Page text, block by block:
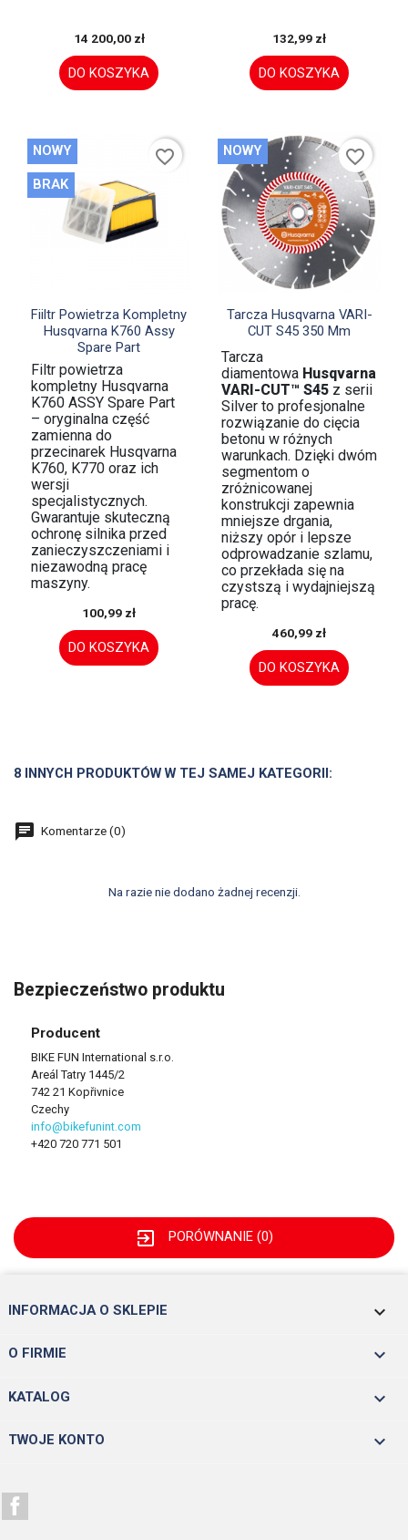
14 200,00 zł
DO KOSZYKA
132,99 zł
DO KOSZYKA
Szybki podgląd
Fiiltr Powietrza Kompletny
Husqvarna K760 Assy
Spare Part
Filtr powietrza
kompletny Husqvarna
K760 ASSY Spare Part
– oryginalna część
zamienna do
przecinarek Husqvarna
K760, K770 oraz ich
wersji
specjalistycznych.
Gwarantuje skuteczną
ochronę silnika przed
zanieczyszczeniami i
niezawodną pracę
maszyny.
100,99 zł
DO KOSZYKA
NOWY
BRAK
favorite_border
Szybki podgląd
Tarcza Husqvarna VARI-
CUT S45 350 Mm
Tarcza
diamentowa Husqvarna
VARI-CUT™ S45z serii
Silver to profesjonalne
rozwiązanie do cięcia
betonu w różnych
warunkach. Dzięki dwóm
segmentom o
zróżnicowanej
konstrukcji zapewnia
mniejsze drgania,
niższy opór i lepsze
odprowadzanie szlamu,
co przekłada się na
czystszą i wydajniejszą
pracę.
460,99 zł
DO KOSZYKA
NOWY favorite_border
8 INNYCH PRODUKTÓW W TEJ SAMEJ KATEGORII:
Komentarze (0)
Na razie nie dodano żadnej recenzji.
Bezpieczeństwo produktu
Producent
BIKE FUN International s.r.o.
Areál Tatry 1445/2
742 21 Kopřivnice
Czechy
info@bikefunint.com
+420 720 771 501
exit_to_app PORÓWNANIE (0)
INFORMACJA O SKLEPIE keyboard_arrow_down
O FIRMIE 
KATALOG 
TWOJE KONTO 